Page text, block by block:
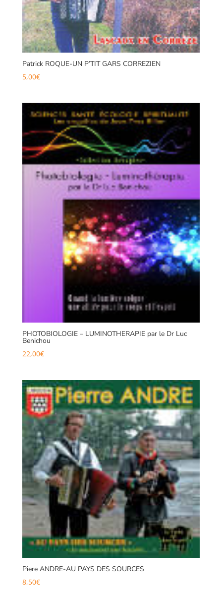
Patrick ROQUE-UN P’TIT GARS CORREZIEN
5,00€
PHOTOBIOLOGIE – LUMINOTHERAPIE par le Dr Luc
Benichou
22,00€
Piere ANDRE-AU PAYS DES SOURCES
8,50€